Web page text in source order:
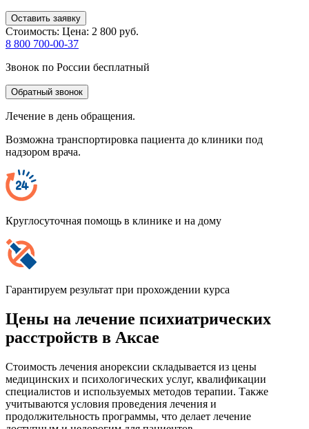
Оставить заявку
Стоимость: Цена: 2 800 руб.
8 800 700-00-37
Звонок по России бесплатный
Обратный звонок
Лечение в день обращения.
Возможна транспортировка пациента до клиники под
надзором врача.
Круглосуточная помощь в клинике и на дому
Гарантируем результат при прохождении курса
Цены на лечение психиатрических
расстройств в Аксае
Стоимость лечения анорексии складывается из цены
медицинских и психологических услуг, квалификации
специалистов и используемых методов терапии. Также
учитываются условия проведения лечения и
продолжительность программы, что делает лечение